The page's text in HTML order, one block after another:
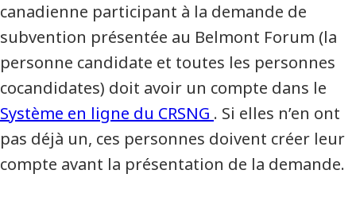
canadienne participant à la demande de
subvention présentée au Belmont Forum (la
personne candidate et toutes les personnes
cocandidates) doit avoir un compte dans le
Système en ligne du CRSNG . Si elles n’en ont
pas déjà un, ces personnes doivent créer leur
compte avant la présentation de la demande.